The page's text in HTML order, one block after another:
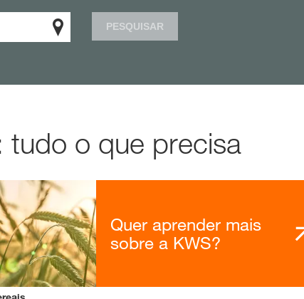
PESQUISAR
tudo o que precisa
Quer aprender mais
sobre a KWS?